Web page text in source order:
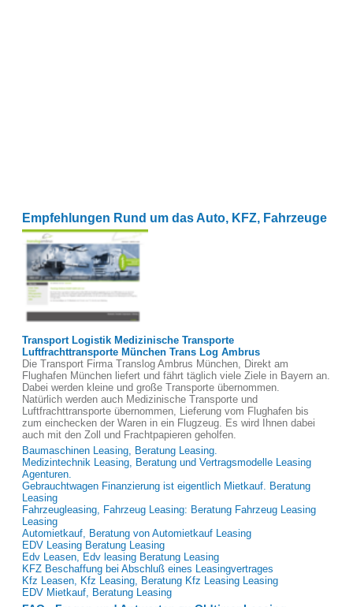
Empfehlungen Rund um das Auto, KFZ, Fahrzeuge
Transport Logistik Medizinische Transporte
Luftfrachttransporte München Trans Log Ambrus
Die Transport Firma Translog Ambrus München, Direkt am
Flughafen München liefert und fährt täglich viele Ziele in Bayern an.
Dabei werden kleine und große Transporte übernommen.
Natürlich werden auch Medizinische Transporte und
Luftfrachttransporte übernommen, Lieferung vom Flughafen bis
zum einchecken der Waren in ein Flugzeug. Es wird Ihnen dabei
auch mit den Zoll und Frachtpapieren geholfen.
Baumaschinen Leasing, Beratung Leasing.
Medizintechnik Leasing, Beratung und Vertragsmodelle Leasing
Agenturen.
Gebrauchtwagen Finanzierung ist eigentlich Mietkauf. Beratung
Leasing
Fahrzeugleasing, Fahrzeug Leasing: Beratung Fahrzeug Leasing
Leasing
Automietkauf, Beratung von Automietkauf Leasing
EDV Leasing Beratung Leasing
Edv Leasen, Edv leasing Beratung Leasing
KFZ Beschaffung bei Abschluß eines Leasingvertrages
Kfz Leasen, Kfz Leasing, Beratung Kfz Leasing Leasing
EDV Mietkauf, Beratung Leasing